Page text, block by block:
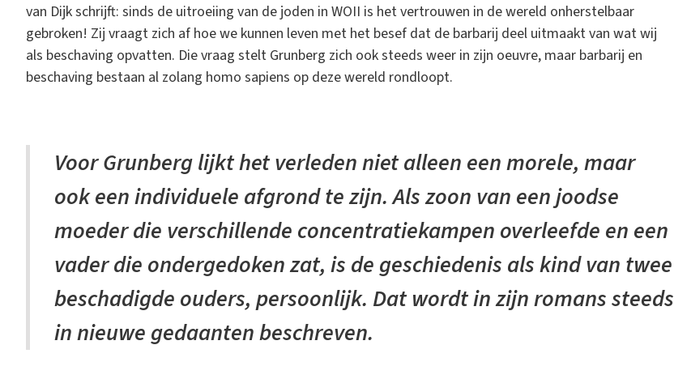
van Dijk schrijft: sinds de uitroeiing van de joden in WOII is het vertrouwen in de wereld onherstelbaar
gebroken! Zij vraagt zich af hoe we kunnen leven met het besef dat de barbarij deel uitmaakt van wat wij
als beschaving opvatten. Die vraag stelt Grunberg zich ook steeds weer in zijn oeuvre, maar barbarij en
beschaving bestaan al zolang homo sapiens op deze wereld rondloopt.
Voor Grunberg lijkt het verleden niet alleen een morele, maar
ook een individuele afgrond te zijn. Als zoon van een joodse
moeder die verschillende concentratiekampen overleefde en een
vader die ondergedoken zat, is de geschiedenis als kind van twee
beschadigde ouders, persoonlijk. Dat wordt in zijn romans steeds
in nieuwe gedaanten beschreven.